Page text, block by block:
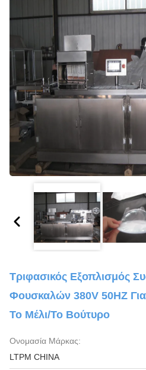
Τριφασικός Εξοπλισμός
Φουσκαλών 380V 50HZ
Το Μέλι/το Βούτυρο
Ονομασία Μάρκας:
LTPM CHINA